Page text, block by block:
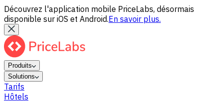
Découvrez l'application mobile PriceLabs, désormais
disponible sur iOS et Android.En savoir plus.
Produits
Solutions
Tarifs
Hôtels